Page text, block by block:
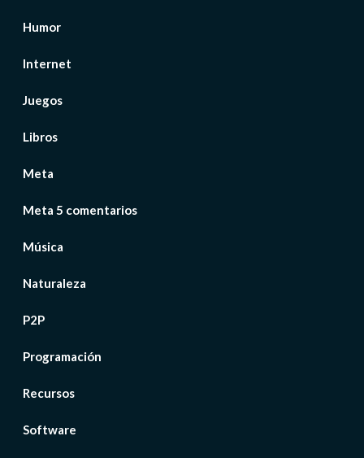
Humor
Internet
Juegos
Libros
Meta
Meta 5 comentarios
Música
Naturaleza
P2P
Programación
Recursos
Software